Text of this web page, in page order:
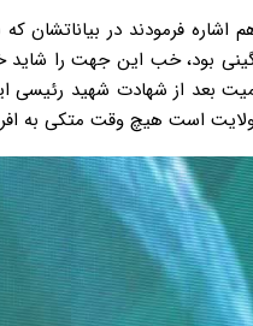
فرمودند در بیاناتشان
بود، خب این جهت را
بعد از شهادت شهید رئیسی
ولایت است هیچ وقت متکی به